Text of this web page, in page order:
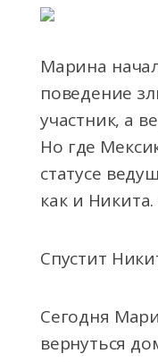
Марина
поведение
участник, а
Но где
статусе
как и
Спустит
Сегодня
вернуться